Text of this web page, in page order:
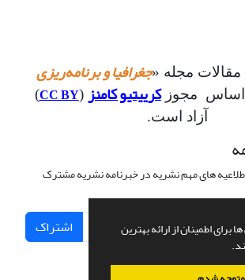
اطمینان از ارائه بهترین
مجله «جغرافیا و برنامه‌ریزی
اساس مجوزکرییتیو کامنز (
CC BY
)
آزاد است.
های مهم نشریه در خبرنامه نشریه مشترک
اشتراک